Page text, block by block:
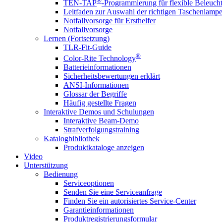
TEN-TAP -Programmierung für flexible
Leitfaden zur Auswahl der richtigen Taschenlampe
Notfallvorsorge für Ersthelfer
Notfallvorsorge
Lernen (Fortsetzung)
TLR-Fit-Guide
Color-Rite Technology®
Batterieinformationen
Sicherheitsbewertungen erklärt
ANSI-Informationen
Glossar der Begriffe
Häufig gestellte Fragen
Interaktive Demos und Schulungen
Interaktive Beam-Demo
Strafverfolgungstraining
Katalogbibliothek
Produktkataloge anzeigen
Video
Unterstützung
Bedienung
Serviceoptionen
Senden Sie eine Serviceanfrage
Finden Sie ein autorisiertes Service-Center
Garantieinformationen
Produktregistrierungsformular